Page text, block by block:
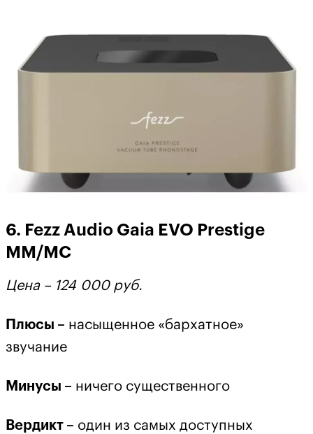
6. Fezz Audio Gaia EVO Prestige
MM/MC
Цена – 124 000 руб.
Плюсы – насыщенное «бархатное»
звучание
Минусы – ничего существенного
Вердикт – один из самых доступных